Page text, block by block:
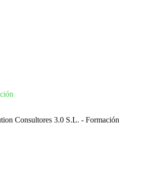
Consultores 3.0 S.L. - Formación